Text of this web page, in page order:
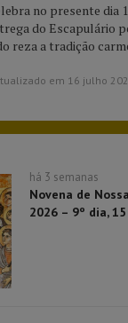
no presente dia
do Escapulário
reza a tradição
em 16 julho
há 3 semanas
Novena de
2026 – 9º dia,